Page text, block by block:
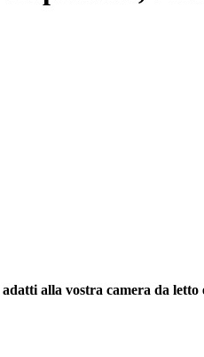
alla vostra camera da letto